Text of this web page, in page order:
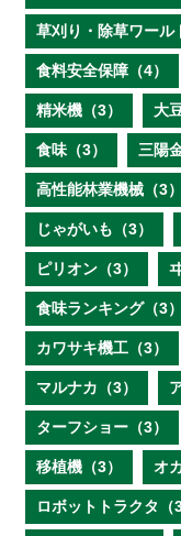
草刈り・除草ワール
食料安全保障（4）
精米機（3） 大
食味（3） 三陽
高性能林業機械（3）
じゃがいも（3）
ピリオン（3）
食味ランキング（3）
カワサキ機工（3）
マルナカ（3）
ターフショー（3）
移植機（3） オ
ロボットトラクタ（3